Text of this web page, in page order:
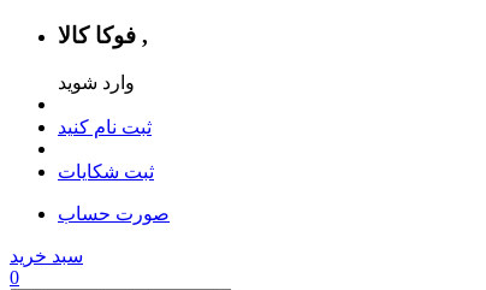
فوکا کالا ,
وارد شوید
ثبت نام کنید
ثبت شکایات
صورت حساب
سبد خرید
0